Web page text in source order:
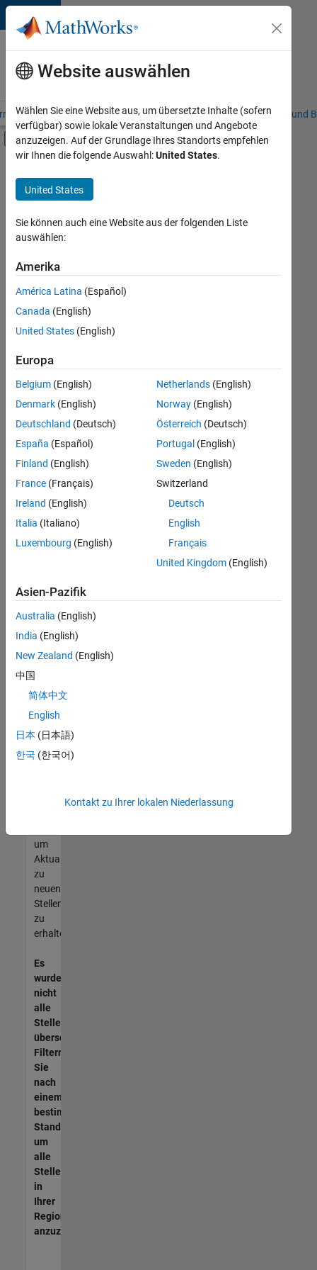
Weiter zum Inhalt
Karriere
bei
MathWorks
– Übersicht Stellensuche Niederlassungen Studierende und
Umschaltung für Off-Canvas-
Hauptinhalt
Information Technology
Customer Support
Marketing Services
+2
Derzeit
es
keine
offenen
Stellen,
Ihren
Suchkriterien
entsprechen.
können
die
Suchkriterien
weiter
fassen
oder
alle
Stellenangebote
anzeigen .
noch
keine
offenen
Stellen
können,
die
Ihren
entsprechen,
werden
unseres
um
Aktualisierungen
zu
neuen
Stellenangeboten
zu
erhalten.
Es
wurden
nicht
alle
Stellen
übersetzt.
Filtern
Sie
nach
einem
bestimmten
Standort,
um
alle
Stellenangebote
in
Ihrer
Region
anzuzeigen.
Website auswählen
Wählen Sie eine Website aus, um übersetzte Inhalte (sofern
verfügbar) sowie lokale Veranstaltungen und Angebote
anzuzeigen. Auf der Grundlage Ihres Standorts empfehlen
wir Ihnen die folgende Auswahl:United States.
United States
Sie können auch eine Website aus der folgenden Liste
auswählen:
Amerika
América Latina (Español)
Canada (English)
United States (English)
Europa
Belgium (English)
Denmark (English)
Deutschland (Deutsch)
España (Español)
Finland (English)
France (Français)
Ireland (English)
Italia (Italiano)
Luxembourg (English)
Netherlands(English)
Norway(English)
Österreich (Deutsch)
Portugal (English)
Sweden (English)
Switzerland
Deutsch
English
Français
United Kingdom(English)
Asien-Pazifik
Australia (English)
India (English)
New Zealand (English)
中国
简体中文
English
日本 (日本語)
한국 (한국어)
Kontakt zu Ihrer lokalen Niederlassung